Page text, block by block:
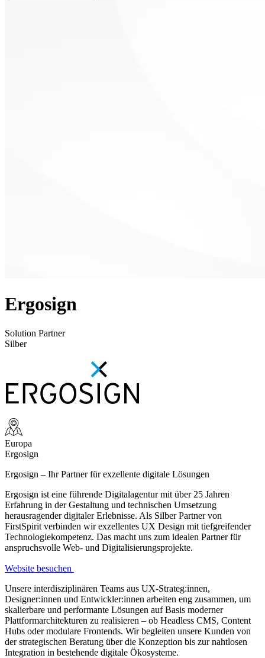
Ergosign
Solution Partner
Silber
Europa
Ergosign
Ergosign – Ihr Partner für exzellente digitale Lösungen
Ergosign ist eine führende Digitalagentur mit über 25 Jahren
Erfahrung in der Gestaltung und technischen Umsetzung
herausragender digitaler Erlebnisse. Als Silber Partner von
FirstSpirit verbinden wir exzellentes UX Design mit tiefgreifender
Technologiekompetenz. Das macht uns zum idealen Partner für
anspruchsvolle Web- und Digitalisierungsprojekte.
Website besuchen
Unsere interdisziplinären Teams aus UX-Strateg:innen,
Designer:innen und Entwickler:innen arbeiten eng zusammen, um
skalierbare und performante Lösungen auf Basis moderner
Plattformarchitekturen zu realisieren – ob Headless CMS, Content
Hubs oder modulare Frontends. Wir begleiten unsere Kunden von
der strategischen Beratung über die Konzeption bis zur nahtlosen
Integration in bestehende digitale Ökosysteme.